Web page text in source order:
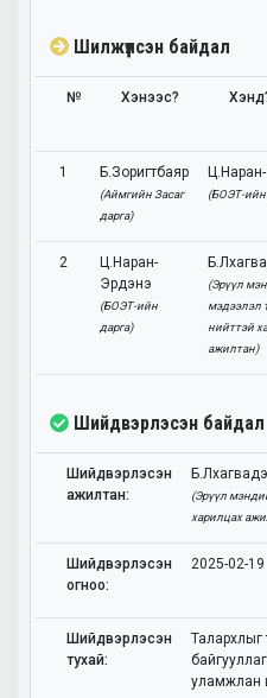
Шилжүүлсэн байдал
№ Хэнээс?
1 Б.Зоригтбаяр
(Аймгийн Засаг
дарга)
(БОЭТ-ийн
2
Ц.Наран-
Эрдэнэ
(БОЭТ-ийн
дарга)
(Эрүүл
мэдээлэл
нийттэй
ажилтан)
Шийдвэрлэсэн байдал
Шийдвэрлэсэн
ажилтан:
(Эрүүл
харилцах
Шийдвэрлэсэн
огноо:
2025-02-19
Шийдвэрлэсэн
тухай:
Талархлыг
уламжлан